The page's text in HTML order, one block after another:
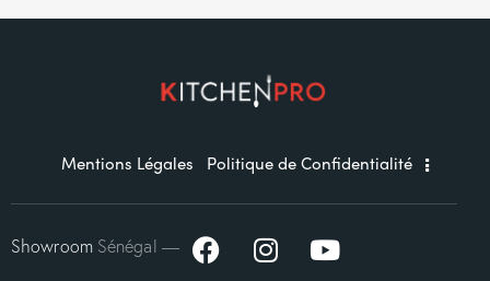
Mentions Légales Politique de Confidentialité
ShowroomSénégal —